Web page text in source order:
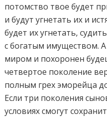
потомство твое будет
и будут угнетать их и
будет их угнетать,
с богатым имуществом.
миром и похоронен
четвертое поколение
полным грех эморейца
Если три поколения
условиях смогут